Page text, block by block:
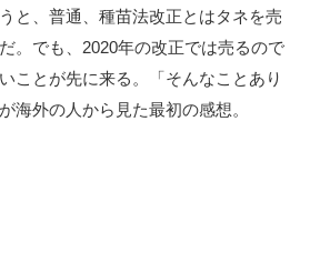
と、普通、種苗法改正とはタネを売
。でも、2020年の改正では売るので
ことが先に来る。「そんなことあり
海外の人から見た最初の感想。